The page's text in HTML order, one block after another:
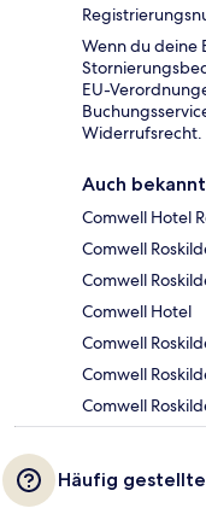
Wenn du deine
EU-
Widerrufsrecht.
Auch
Comwell Hotel
Comwell
Comwell
Comwell Hotel
Comwell
Comwell
Comwell
Häufig